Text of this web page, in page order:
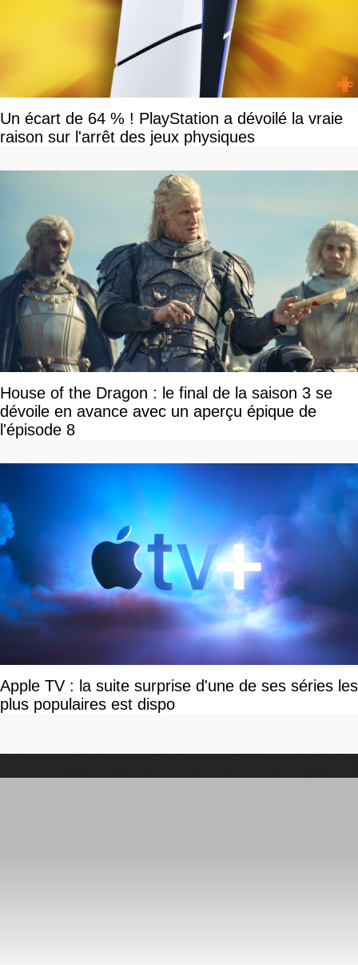
Un écart de 64 % ! PlayStation a dévoilé la vraie
raison sur l'arrêt des jeux physiques
House of the Dragon : le final de la saison 3 se
dévoile en avance avec un aperçu épique de
l'épisode 8
Apple TV : la suite surprise d'une de ses séries les
plus populaires est dispo